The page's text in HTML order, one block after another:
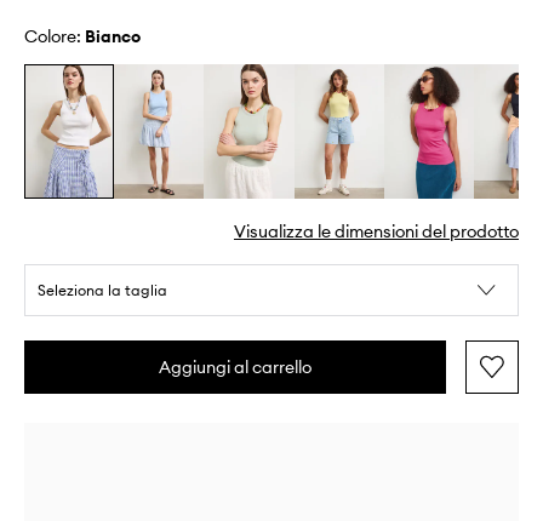
Colore: bianco
Visualizza le dimensioni del prodotto
Seleziona la taglia
Aggiungi al carrello